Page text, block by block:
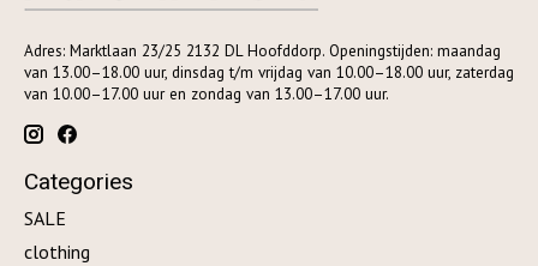
Adres: Marktlaan 23/25 2132 DL Hoofddorp. Openingstijden: maandag
van 13.00–18.00 uur, dinsdag t/m vrijdag van 10.00–18.00 uur, zaterdag
van 10.00–17.00 uur en zondag van 13.00–17.00 uur.
Categories
SALE
clothing